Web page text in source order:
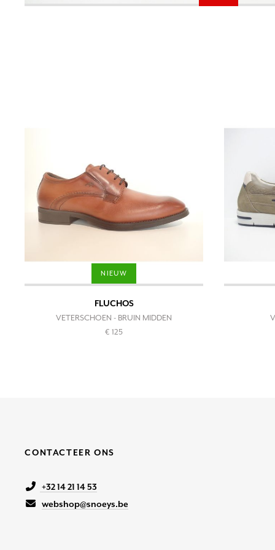
NIEUW
FLUCHOS
VETERSCHOEN - BRUIN MIDDEN
€ 125
CONTACTEER ONS
+32 14 21 14 53
webshop@snoeys.be